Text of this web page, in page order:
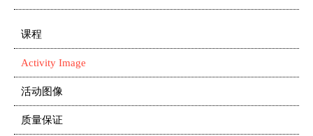
课程
Activity Image
活动图像
质量保证